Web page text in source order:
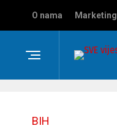
O nama Marketing
BIH